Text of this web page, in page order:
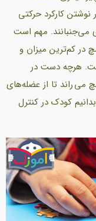
کارکرد حرکتی
می‌جنبانند. مهم است
در کم‌ترین میزان و
هرچه دست در
می راند تا از عضله‌های
کودک در کنترل